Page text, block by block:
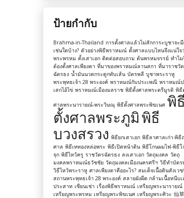
ป้ายกำกับ
Brahma-in-Thailand การตั้งศาลแล้วไม่สักการะบูชาจะ
เช่นใดบ้าง? ตัวอย่างพิธีพราหมณ์ ตั้งศาลแบบไหนจึงแน่ใจ
พระพรหม ตั้งเสาเอก ติดต่อสอบถาม ต้นพรหมจรรย์ ทำไม
ต้องตั้งศาลเพียงตา ที่มาของพราหมณ์ลานสกา ที่มาราชวั
ฉัตรธง น้ำมันนวดกระดูกทับเส้น บัตรพลี บูชาพระราหู
พระพุทธเจ้า 28 พระองค์ พราหมณ์กับประเพณี พราหมณ์
เสกไอ้ไข่ พราหมณ์เมืองมลราช พิธีตั้งศาลพระตรีมูรติ พิธี
ศาลพระนารายณ์-พระวิษณุ พิธีตั้งศาลพระพิฆเนศ พิธี
ตั้งศาลพระภูมิพิธี
บวงสรวง พิธียกเสาเอก พิธีลาศาลเก่า-พิธี
ศาล พิธีเททองหล่อพระ พิธีเปิดหน้าดิน พิธีโกนผมไฟ-พิธีโ
จุก พิธีไหว้ครู ราชวัตรฉัตรธง ลงเสาเอก วัตถุมงคล วัตถุ
มงคลพราหมณ์ธวัชชัย วัตถุมงคลเมืองนครศรีฯ วิธีทำบัตร
วิธีไหว้พระราหู ศาลเพียงตาคืออะไร? สมเด็จเนื้อดินสังเว
สถานพระพุทธเจ้า 28 พระองค์ สลายผังผืด กล้ามเนื้อหนีบ
ประสาท เซียนเช่า เรื่องพิธีพราหมณ์ เหรียญพระนารายณ์
เหรียญพระพรหม เหรียญพระพิฆเนศ เหรียญพระศิวะ 仙草